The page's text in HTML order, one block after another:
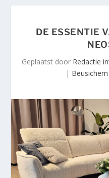
DE ESSENTIE
Geplaatst door Redactie
|